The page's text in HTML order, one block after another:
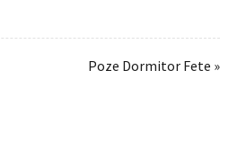
Poze Dormitor Fete »